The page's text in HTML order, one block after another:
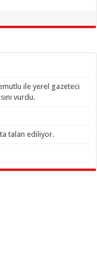
ile yerel gazeteci
vurdu.
talan ediliyor.